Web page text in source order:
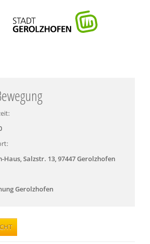
Salzstr. 13, 97447 Gerolzhofen
Gerolzhofen